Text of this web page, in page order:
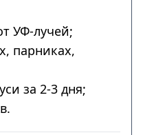
УФ-лучей;
парниках,
за 2-3 дня;